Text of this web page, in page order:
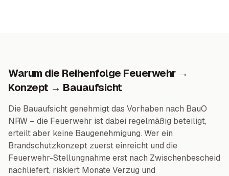
Warum die Reihenfolge Feuerwehr →
Konzept → Bauaufsicht
Die Bauaufsicht genehmigt das Vorhaben nach BauO
NRW – die Feuerwehr ist dabei regelmäßig beteiligt,
erteilt aber keine Baugenehmigung. Wer ein
Brandschutzkonzept zuerst einreicht und die
Feuerwehr-Stellungnahme erst nach Zwischenbescheid
nachliefert, riskiert Monate Verzug und